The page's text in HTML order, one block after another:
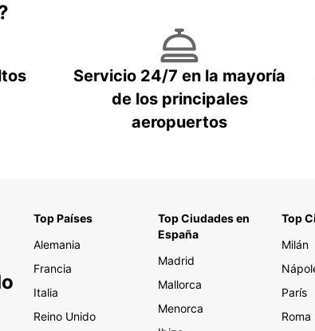
Servicio 24/7 en la mayoría
de los principales
aeropuertos
Top Países
Alemania
Francia
Italia
Reino Unido
Top Ciudades en
España
Madrid
Mallorca
Menorca
Top
Milán
París
Roma